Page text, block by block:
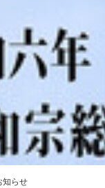
らせ